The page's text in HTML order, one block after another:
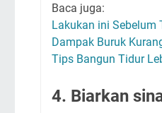
Baca juga:
Lakukan ini Sebelum
Dampak Buruk
Tips Bangun Tidur
4. Biarkan